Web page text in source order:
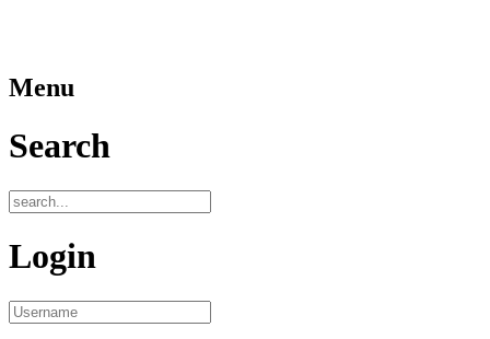
Menu
Search
Login